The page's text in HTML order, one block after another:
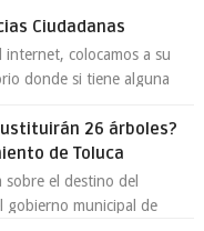
Ciudadanas
internet, colocamos a su
donde si tiene alguna
26 árboles?
de Toluca
el destino del
gobierno municipal de